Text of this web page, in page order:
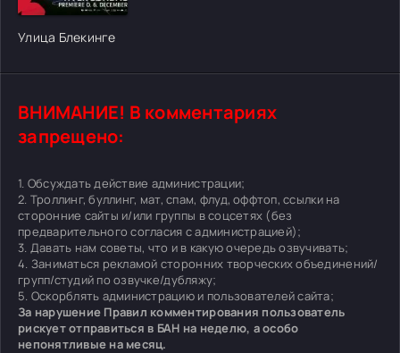
[/xfgiven_cvh_poster_urlcvh_poster_url]
Улица Блекинге
ВНИМАНИЕ! В комментариях
запрещено:
1. Обсуждать действие администрации;
2. Троллинг, буллинг, мат, спам, флуд, оффтоп, ссылки на
сторонние сайты и/или группы в соцсетях (без
предварительного согласия с администрацией);
3. Давать нам советы, что и в какую очередь озвучивать;
4. Заниматься рекламой сторонних творческих объединений/
групп/студий по озвучке/дубляжу;
5. Оскорблять администрацию и пользователей сайта;
За нарушение Правил комментирования пользователь
рискует отправиться в БАН на неделю, а особо
непонятливые на месяц.